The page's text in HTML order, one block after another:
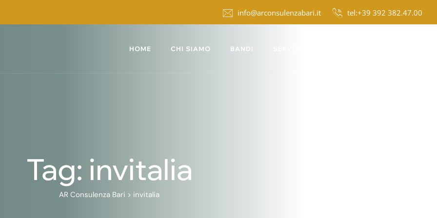
info@arconsulenzabari.it tel:+39 392 382.47.00
HOME CHI SIAMO BANDI
Tag: invitalia
AR Consulenza Bari > invitalia